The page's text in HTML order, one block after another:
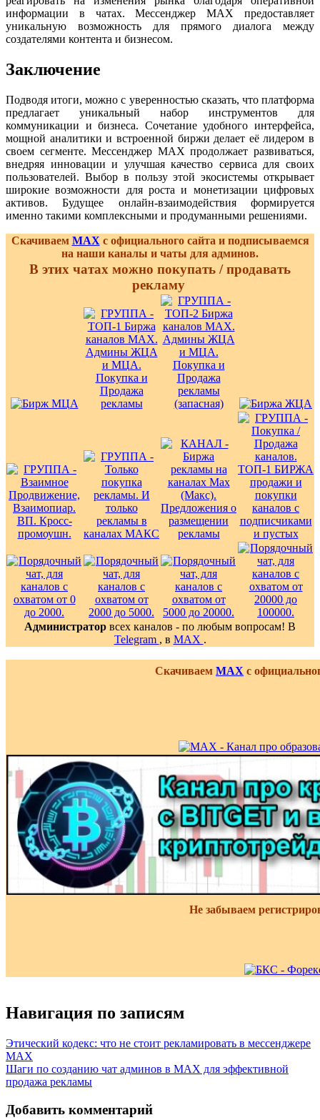
информации в чатах. Мессенджер MAX предоставляет
уникальную возможность для прямого диалога между
создателями контента и бизнесом.
Заключение
Подводя итоги, можно с уверенностью сказать, что платформа
предлагает уникальный набор инструментов для
коммуникации и бизнеса. Сочетание удобного интерфейса,
мощной аналитики и встроенной биржи делает её лидером в
своем сегменте. Мессенджер MAX продолжает развиваться,
внедряя инновации и улучшая качество сервиса для своих
пользователей. Выбор в пользу этой экосистемы открывает
широкие возможности для роста и монетизации цифровых
активов. Будущее онлайн-взаимодействия формируется
именно такими комплексными и продуманными решениями.
Скачиваем MAX с официального сайта и подписываемся
на наши каналы и чаты для админов.
В этих чатах можно покупать / продавать
рекламу
Администратор всех каналов - по любым вопросам! В
Telegram , в MAX .
Скачиваем MAX с
Не забываем
Навигация по записям
Этический кодекс: что не стоит рекламировать в мессенджере
MAX
Шаги по созданию чат админов в MAX для эффективной
продажа рекламы
Добавить комментарий